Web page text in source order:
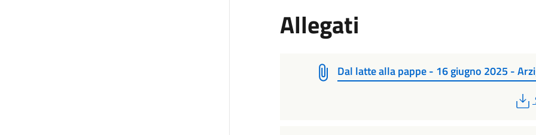
Allegati
Dal latte alla pappe - 16 giugno 2025 -